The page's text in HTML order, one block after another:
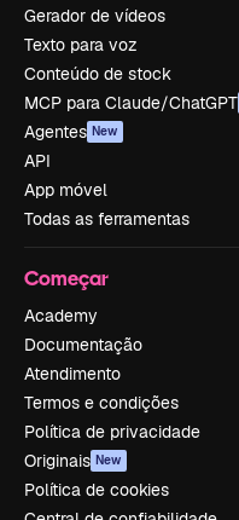
Gerador de vídeos
Texto para voz
Conteúdo de stock
MCP para Claude/ChatGPT
Agentes New
API
App móvel
Todas as ferramentas
Começar
Academy
Documentação
Atendimento
Termos e condições
Política de privacidade
Originais New
Política de cookies